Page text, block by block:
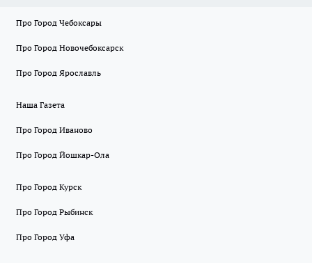
Про Город Чебоксары
Про Город Новочебоксарск
Про Город Ярославль
Наша Газета
Про Город Иваново
Про Город Йошкар-Ола
Про Город Курск
Про Город Рыбинск
Про Город Уфа